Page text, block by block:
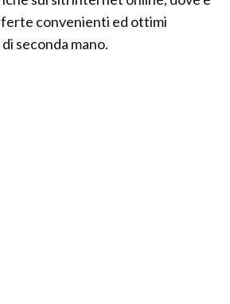
convenienti ed ottimi
seconda mano.